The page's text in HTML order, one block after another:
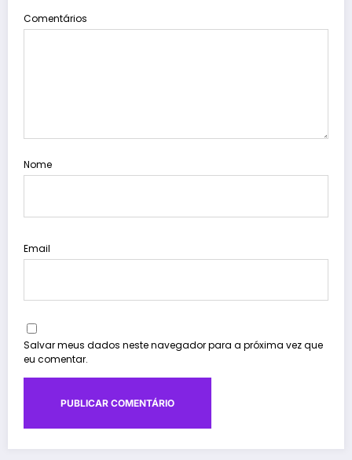
Comentários
Nome
Email
Salvar meus dados neste navegador para a próxima vez que
eu comentar.